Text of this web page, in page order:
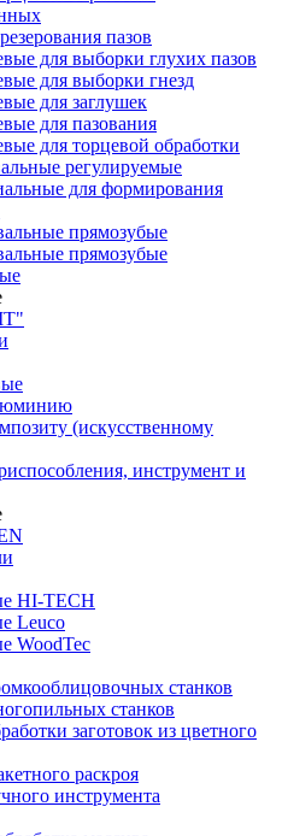
пазов
для выборки глухих пазов
для выборки гнезд
для заглушек
для пазования
для торцевой обработки
регулируемые
для формирования
прямозубые
прямозубые
(искусственному
инструмент и
HI-TECH
Leuco
WoodTec
станков
станков
заготовок из цветного
раскроя
инструмента